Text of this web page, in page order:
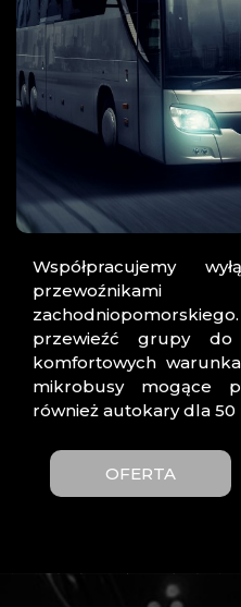
Współpracujemy
przewieźć grupy
komfortowych
mikrobusy mogące
również autokary dla 50
OFERTA